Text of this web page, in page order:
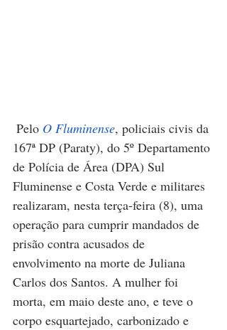
Pelo O Fluminense, policiais civis da
167ª DP (Paraty), do 5º Departamento
de Polícia de Área (DPA) Sul
Fluminense e Costa Verde e militares
realizaram, nesta terça-feira (8), uma
operação para cumprir mandados de
prisão contra acusados de
envolvimento na morte de Juliana
Carlos dos Santos. A mulher foi
morta, em maio deste ano, e teve o
corpo esquartejado, carbonizado e